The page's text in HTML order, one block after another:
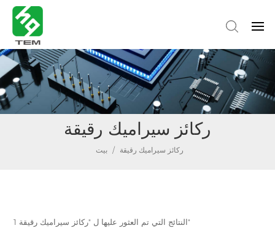
ركائز سيراميك رقيقة
بيت / ركائز سيراميك رقيقة
1 النتائج التي تم العثور عليها ل "ركائز سيراميك رقيقة"